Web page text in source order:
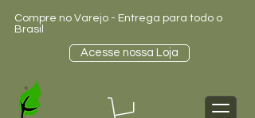
Compre no Varejo - Entrega para todo o
Brasil
Acesse nossa Loja